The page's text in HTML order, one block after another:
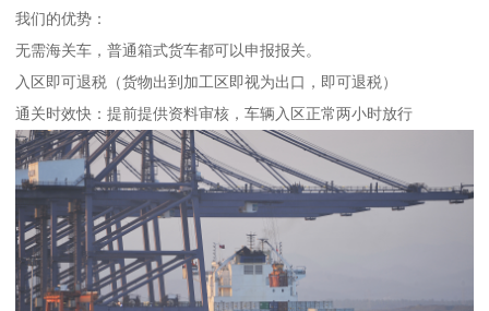
我们的优势：
无需海关车，普通箱式货车都可以申报报关。
入区即可退税（货物出到加工区即视为出口，即可退税）
通关时效快：提前提供资料审核，车辆入区正常两小时放行